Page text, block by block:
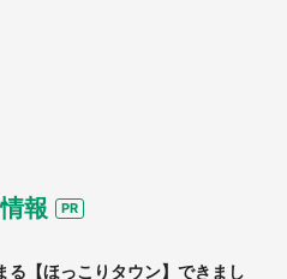
報
る【ほっこりタウン】できまし